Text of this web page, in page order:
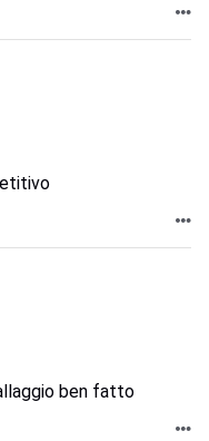
ben fatto